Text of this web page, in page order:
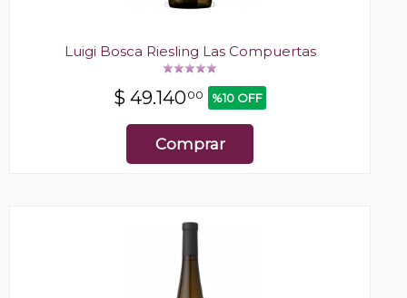
Luigi Bosca Riesling Las Compuertas
$ 49.14000 %10 OFF
Comprar